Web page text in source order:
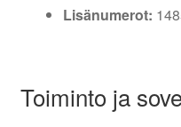
Lisänumerot:
Toiminto ja